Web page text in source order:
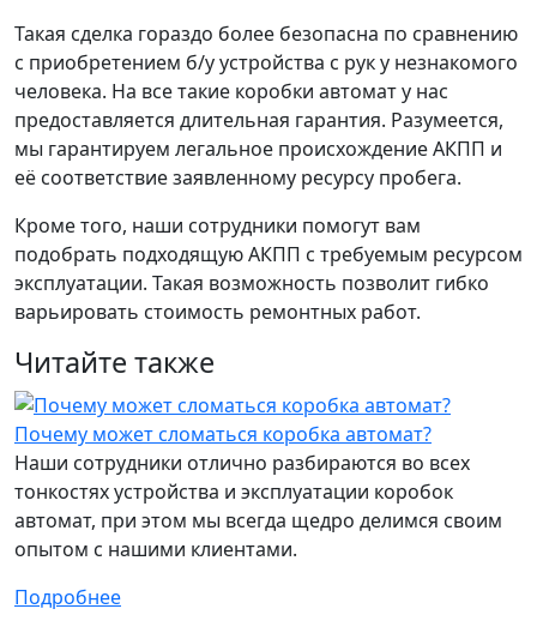
Такая сделка гораздо более безопасна по сравнению
с приобретением б/у устройства с рук у незнакомого
человека. На все такие коробки автомат у нас
предоставляется длительная гарантия. Разумеется,
мы гарантируем легальное происхождение АКПП и
её соответствие заявленному ресурсу пробега.
Кроме того, наши сотрудники помогут вам
подобрать подходящую АКПП с требуемым ресурсом
эксплуатации. Такая возможность позволит гибко
варьировать стоимость ремонтных работ.
Читайте также
Почему может сломаться коробка автомат?
Наши сотрудники отлично разбираются во всех
тонкостях устройства и эксплуатации коробок
автомат, при этом мы всегда щедро делимся своим
опытом с нашими клиентами.
Подробнее